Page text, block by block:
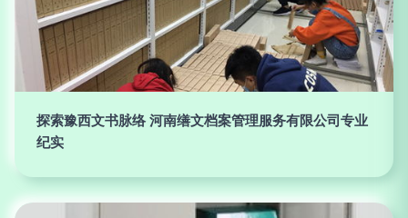
探索豫西文书脉络 河南缮文档案管理服务有限公司专业
纪实